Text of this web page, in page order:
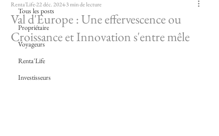
Tous les posts
Propriétaire
Voyageurs
Renta'Life
Investisseurs
Val d'Europe : Une effervescence ou
Croissance et Innovation s'entre mêle
Renta'Life22 déc. 20243 min de lecture